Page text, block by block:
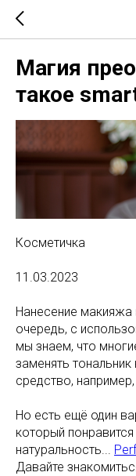
Магия
такое
Косметичка
11.03.2023
Нанесение макияжа
очередь, с
мы знаем, что
заменять
средство, например,
Но есть ещё один
который
натуральность...
Давайте